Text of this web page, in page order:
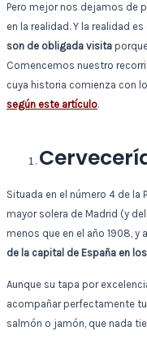
Pero mejor nos dejamos de
en la realidad. Y la realidad es
son de obligada visita
Comencemos nuestro
cuya historia comienza con
según este artículo.
Situada en el número 4 de la
mayor solera de Madrid (y
menos que en el año 1908, y
de la capital de España en
Aunque su tapa por
acompañar perfectamente
salmón o jamón, que nada